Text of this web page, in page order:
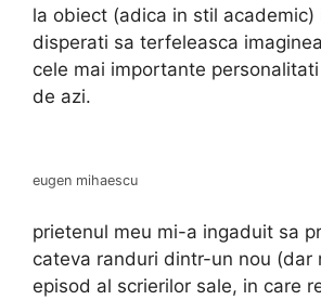
la obiect (adica in stil academic)
disperati sa terfeleasca
cele mai importante
de azi.
eugen mihaescu
prietenul meu mi-a ingaduit sa
cateva randuri dintr-un nou (dar
episod al scrierilor sale, in care